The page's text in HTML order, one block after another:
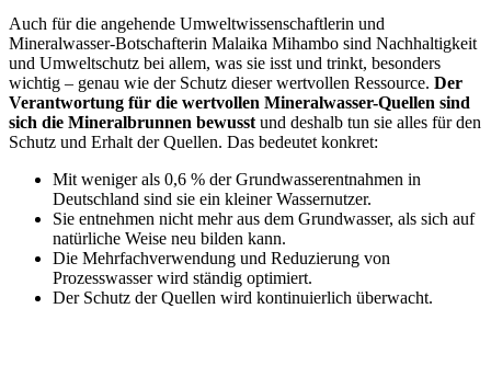
Auch für die angehende Umweltwissenschaftlerin und
Mineralwasser-Botschafterin Malaika Mihambo sind Nachhaltigkeit
und Umweltschutz bei allem, was sie isst und trinkt, besonders
wichtig – genau wie der Schutz dieser wertvollen Ressource. Der
Verantwortung für die wertvollen Mineralwasser-Quellen sind
sich die Mineralbrunnen bewusst und deshalb tun sie alles für den
Schutz und Erhalt der Quellen. Das bedeutet konkret:
Mit weniger als 0,6 % der Grundwasserentnahmen in
Deutschland sind sie ein kleiner Wassernutzer.
Sie entnehmen nicht mehr aus dem Grundwasser, als sich auf
natürliche Weise neu bilden kann.
Die Mehrfachverwendung und Reduzierung von
Prozesswasser wird ständig optimiert.
Der Schutz der Quellen wird kontinuierlich überwacht.